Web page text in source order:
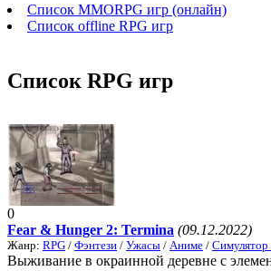
Список MMORPG игр (онлайн)
Список offline RPG игр
Список RPG игр
0
Fear & Hunger 2: Termina (09.12.2022)
Жанр: RPG / Фэнтези / Ужасы / Аниме /
Выживание в окраинной деревне с